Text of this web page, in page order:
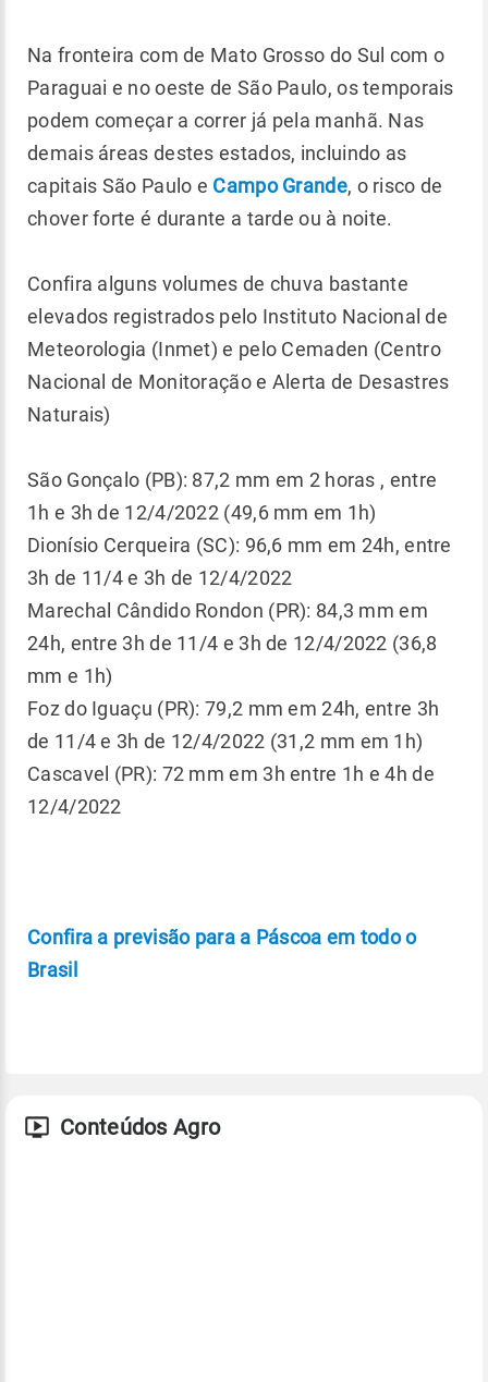
Na fronteira com de Mato Grosso do Sul com o
Paraguai e no oeste de São Paulo, os temporais
podem começar a correr já pela manhã. Nas
demais áreas destes estados, incluindo as
capitais São Paulo e Campo Grande, o risco de
chover forte é durante a tarde ou à noite.
Confira alguns volumes de chuva bastante
elevados registrados pelo Instituto Nacional de
Meteorologia (Inmet) e pelo Cemaden (Centro
Nacional de Monitoração e Alerta de Desastres
Naturais)
São Gonçalo (PB): 87,2 mm em 2 horas , entre
1h e 3h de 12/4/2022 (49,6 mm em 1h)
Dionísio Cerqueira (SC): 96,6 mm em 24h, entre
3h de 11/4 e 3h de 12/4/2022
Marechal Cândido Rondon (PR): 84,3 mm em
24h, entre 3h de 11/4 e 3h de 12/4/2022 (36,8
mm e 1h)
Foz do Iguaçu (PR): 79,2 mm em 24h, entre 3h
de 11/4 e 3h de 12/4/2022 (31,2 mm em 1h)
Cascavel (PR): 72 mm em 3h entre 1h e 4h de
12/4/2022
Confira a previsão para a Páscoa em todo o
Brasil
Conteúdos Agro